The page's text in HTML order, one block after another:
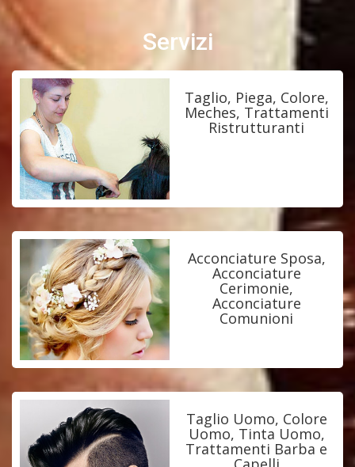
Servizi
Taglio, Piega, Colore,
Meches, Trattamenti
Ristrutturanti
Acconciature Sposa,
Acconciature
Cerimonie,
Acconciature
Comunioni
Taglio Uomo, Colore
Uomo, Tinta Uomo,
Trattamenti Barba e